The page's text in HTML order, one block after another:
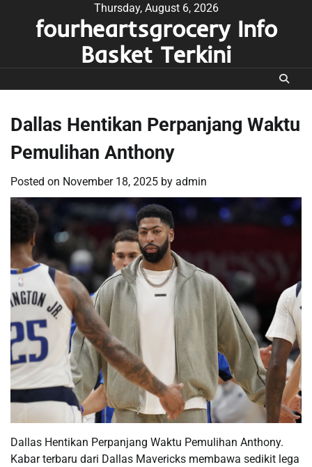
Thursday, August 6, 2026
fourheartsgrocery Info
Basket Terkini
Dallas Hentikan Perpanjang Waktu
Pemulihan Anthony
Posted on November 18, 2025 by admin
Dallas Hentikan Perpanjang Waktu Pemulihan Anthony.
Kabar terbaru dari Dallas Mavericks membawa sedikit lega